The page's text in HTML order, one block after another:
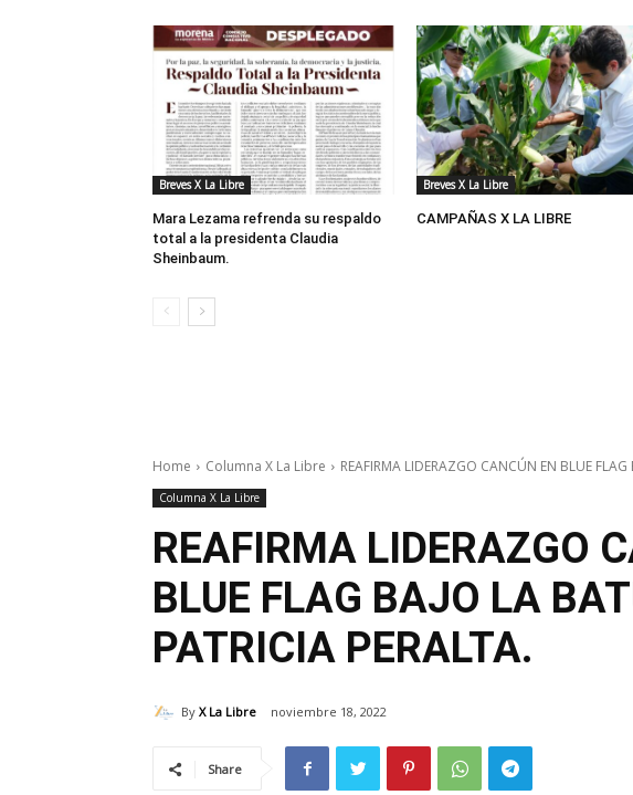
Breves X La Libre
Mara Lezama refrenda su respaldo
total a la presidenta Claudia
Sheinbaum.
Breves X La Libre
CAMPAÑAS X LA LIBRE